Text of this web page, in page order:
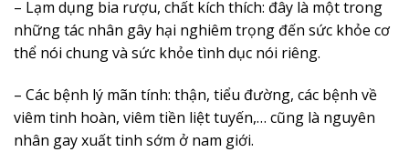
– Lạm dụng bia rượu, chất kích thích: đây là một trong
những tác nhân gây hại nghiêm trọng đến sức khỏe cơ
thể nói chung và sức khỏe tình dục nói riêng.
– Các bệnh lý mãn tính: thận, tiểu đường, các bệnh về
viêm tinh hoàn, viêm tiền liệt tuyến,… cũng là nguyên
nhân gay xuất tinh sớm ở nam giới.